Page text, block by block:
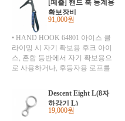
[페츨] 핸드 훅 동계용
확보장비
91,000원
• HAND HOOK 64801 아이스 클
라이밍 시 자기 확보용 후크 아이
스, 혼합 등반에서 자기 확보용으
로 사용하거나, 후등자용 로프를
락으로부터 보호 받을 수 없음. *
안정적인 훅-모양의 블레이드 * 톱
니 모양의 블레이드를 가지고 있어
아이스 크랙 안에 박을 수 있음. *
Descent Eight L(8자
하강기 L)
19,000원